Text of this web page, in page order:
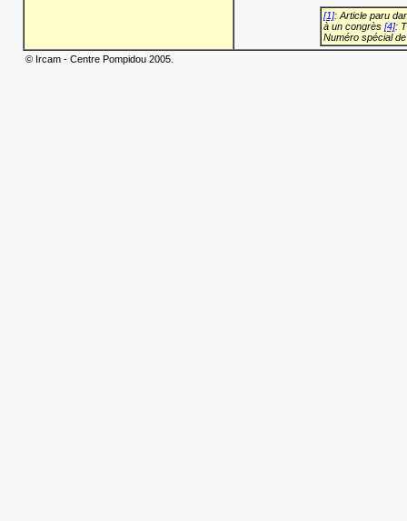
[1]: Article paru
à un congrès [4]:
Numéro spécial
© Ircam - Centre Pompidou 2005.